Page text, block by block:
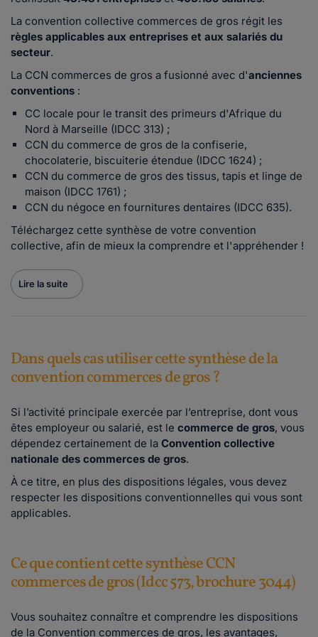
La convention collective commerces de gros régit les
règles applicables aux entreprises et aux salariés du
secteur.
La CCN commerces de gros a fusionné avec d'anciennes
conventions :
CC locale pour le transit des primeurs d'Afrique du
Nord à Marseille (IDCC 313) ;
CCN du commerce de gros de la confiserie,
chocolaterie, biscuiterie étendue (IDCC 1624) ;
CCN du commerce de gros des tissus, tapis et linge de
maison (IDCC 1761) ;
CCN du négoce en fournitures dentaires (IDCC 635).
Téléchargez cette synthèse de votre convention
collective, afin de mieux la comprendre et l'appréhender !
Lire la suite
Dans quels cas utiliser cette synthèse de la
convention commerces de gros ?
Si l’activité principale exercée par l’entreprise, dont vous
êtes employeur ou salarié, est le commerce de gros, vous
dépendez certainement de la Convention collective
nationale des commerces de gros.
À ce titre, en plus des dispositions légales, vous devez
respecter les dispositions conventionnelles qui vous sont
applicables.
Ce que contient cette synthèse CCN
commerces de gros (Idcc 573, brochure 3044)
Vous souhaitez connaître et comprendre les dispositions
de la Convention commerces de gros, les avantages,